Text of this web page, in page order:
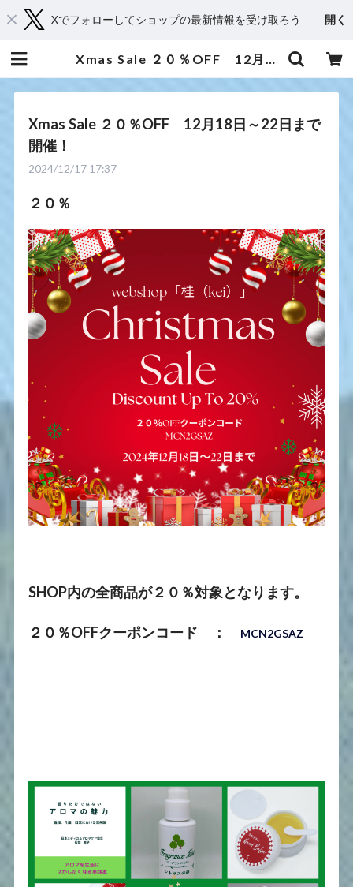
Xでフォローしてショップの最新情報を受け取ろう 開く
Xmas Sale ２０％OFF 12月18日～22日まで開催！ | 京都からメディカルアロマとハーブであなたに癒しと笑顔をお届け・Shop 桂（kei）
Xmas Sale ２０％OFF 12月18日～22日まで
開催！
2024/12/17 17:37
２０％
SHOP内の全商品が２０％対象となります。
２０％OFFクーポンコード ： MCN2GSAZ